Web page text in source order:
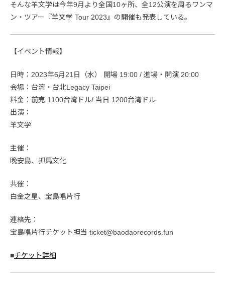
そんな羊文学は今年9月より全国10ヶ所、全12公演を周るワンマ
ン・ツアー『羊文学 Tour 2023』の開催も発表している。
【イベント情報】
日時：2023年6月21日（水） 開場 19:00 / 進場・開演 20:00
会場：台湾・台北Legacy Taipei
料金：前売 1100台湾ドル/ 当日 1200台湾ドル
出演：
羊文学
主催：
晚安島、抓馬文化
共催：
白金之星、宝島唱片行
連絡先：
宝島唱片行チケット担当 ticket@baodaorecords.fun
■チケット詳細